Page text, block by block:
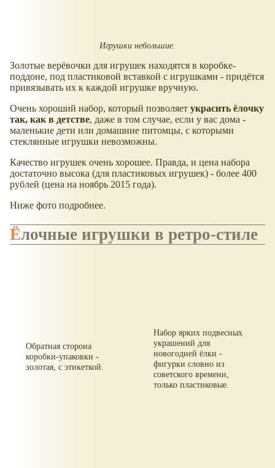
Игрушки небольшие.
Золотые верёвочки для игрушек находятся в коробке-
поддоне, под пластиковой вставкой с игрушками - придётся
привязывать их к каждой игрушке вручную.
Очень хороший набор, который позволяет украсить ёлочку
так, как в детстве, даже в том случае, если у вас дома -
маленькие дети или домашние питомцы, с которыми
стеклянные игрушки невозможны.
Качество игрушек очень хорошее. Правда, и цена набора
достаточно высока (для пластиковых игрушек) - более 400
рублей (цена на ноябрь 2015 года).
Ниже фото подробнее.
Ёлочные игрушки в ретро-стиле
Обратная сторона
коробки-упаковки -
золотая, с этикеткой.
Набор ярких подвесных
украшений для
новогодней ёлки -
фигурки словно из
советского времени,
только пластиковые.